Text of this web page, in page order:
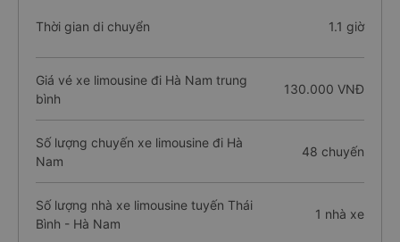
Thời gian di chuyển 1.1 giờ
Giá vé xe limousine đi Hà Nam trung
bình
130.000 VNĐ
Số lượng chuyến xe limousine đi Hà
Nam
48 chuyến
Số lượng nhà xe limousine tuyến Thái
Bình - Hà Nam
1 nhà xe